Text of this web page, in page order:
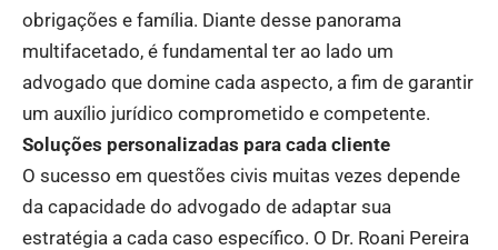
obrigações e família. Diante desse panorama
multifacetado, é fundamental ter ao lado um
advogado que domine cada aspecto, a fim de garantir
um auxílio jurídico comprometido e competente.
Soluções personalizadas para cada cliente
O sucesso em questões civis muitas vezes depende
da capacidade do advogado de adaptar sua
estratégia a cada caso específico. O Dr. Roani Pereira